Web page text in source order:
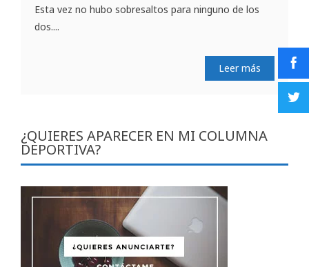
Esta vez no hubo sobresaltos para ninguno de los
dos....
Leer más
¿QUIERES APARECER EN MI COLUMNA
DEPORTIVA?